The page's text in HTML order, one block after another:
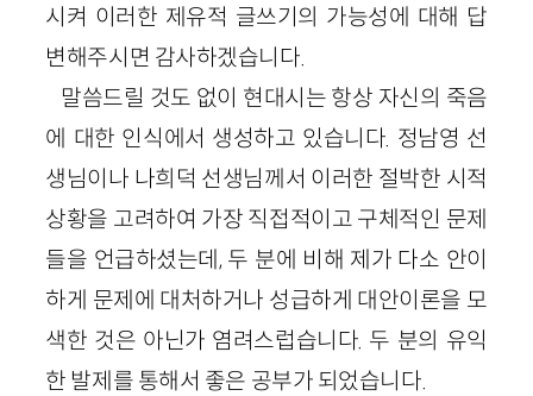
시켜 이러한 제유적 글쓰기의 가능성에 대해 답
변해주시면 감사하겠습니다.
말씀드릴 것도 없이 현대시는 항상 자신의 죽음
에 대한 인식에서 생성하고 있습니다. 정남영 선
생님이나 나희덕 선생님께서 이러한 절박한 시적
상황을 고려하여 가장 직접적이고 구체적인 문제
들을 언급하셨는데, 두 분에 비해 제가 다소 안이
하게 문제에 대처하거나 성급하게 대안이론을 모
색한 것은 아닌가 염려스럽습니다. 두 분의 유익
한 발제를 통해서 좋은 공부가 되었습니다.